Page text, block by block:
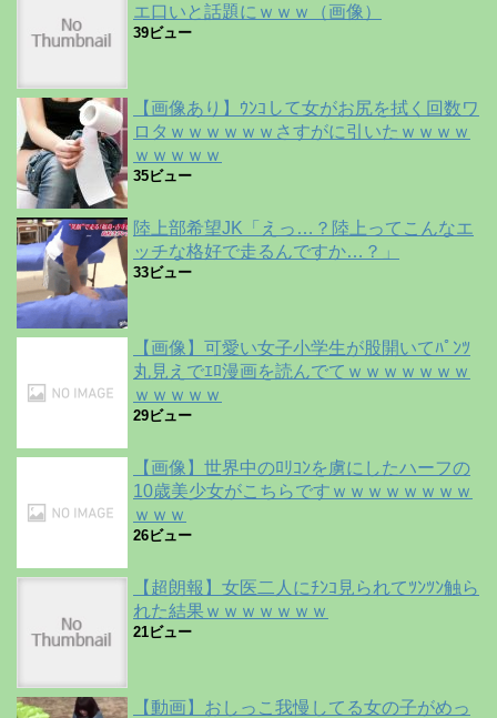
エ口いと話題にｗｗｗ（画像）
39ビュー
【画像あり】ｳﾝｺして女がお尻を拭く回数ワ
ロタｗｗｗｗｗｗさすがに引いたｗｗｗｗ
ｗｗｗｗｗ
35ビュー
陸上部希望JK「えっ…？陸上ってこんなエ
ッチな格好で走るんですか…？」
33ビュー
【画像】可愛い女子小学生が股開いてﾊﾟﾝﾂ
丸見えでｴﾛ漫画を読んでてｗｗｗｗｗｗｗ
ｗｗｗｗｗ
29ビュー
【画像】世界中のﾛﾘｺﾝを虜にしたハーフの
10歳美少女がこちらですｗｗｗｗｗｗｗｗ
ｗｗｗ
26ビュー
【超朗報】女医二人にﾁﾝｺ見られてﾂﾝﾂﾝ触ら
れた結果ｗｗｗｗｗｗｗ
21ビュー
【動画】おしっこ我慢してる女の子がめっ